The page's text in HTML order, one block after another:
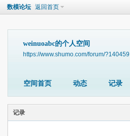
数模论坛 返回首页
weinuoabc的个人空间
https://www.shumo.com/forum/?140459
空间首页 动态 记录
记录